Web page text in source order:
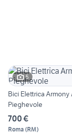
5
Bici Elettrica Armony
Pieghevole
700 €
Roma (RM)